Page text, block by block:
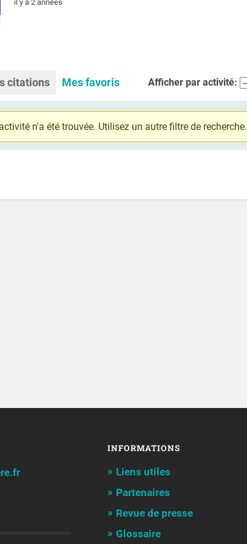
il y a 2 années
citations Mes favoris Afficher par activité:
n'a été trouvée. Utilisez un autre filtre de recherche.
INFORMATIONS
Liens utiles
Partenaires
Revue de presse
Glossaire